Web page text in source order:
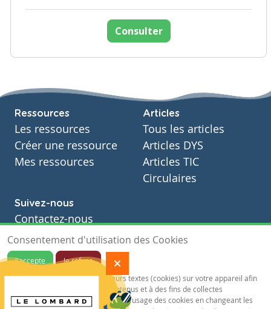
Consulter
Ressources
Les ressources
Créer une ressource
Mes ressources
Articles
Tous les articles
Articles DYS
Articles TIC
Circulaires
Suivez-nous
Contactez-nous
Soutien scolaire
Notre page Facebook
S'inscrire à notre newsletter
Consentement d'utilisation des Cookies
J'accepte
Je refuse
Notre site sauvegarde des traceurs textes (cookies) sur votre appareil afin
de vous garantir de meilleurs contenus et à des fins de collectes
statistiques.Vous pouvez désactiver l'usage des cookies en changeant les